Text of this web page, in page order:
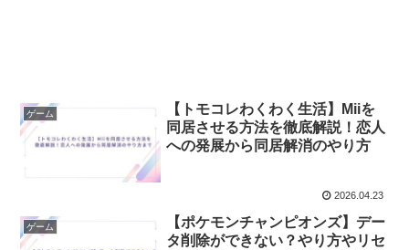
ゲーム
【トモコレわくわく生活】Miiを
同居させる方法を徹底解説！恋人
への発展から同居解消のやり方
2026.04.23
ゲーム
【ポケモンチャンピオンズ】デー
タ削除ができない？やり方やリセ